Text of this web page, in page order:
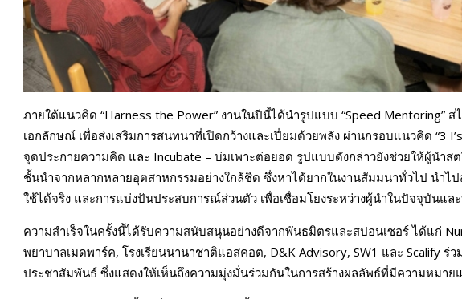
ภายใต้แนวคิด “Harness the Power” งานในปีนี้ได้นำรูปแบบ “Speed Mentoring”
เอกลักษณ์ เพื่อส่งเสริมการสนทนาที่เปิดกว้างและเปี่ยมด้วยพลัง ผ่านกรอบแนวคิด “3
จุดประกายความคิด และ Incubate – บ่มเพาะต่อยอด รูปแบบดังกล่าวยังช่วยให้ผู้นำ
ชั้นนำจากหลากหลายอุตสาหกรรมอย่างใกล้ชิด ซึ่งหาได้ยากในงานสัมมนาทั่วไป นำไ
ใช้ได้จริง และการแบ่งปันประสบการณ์ส่วนตัว เพื่อเชื่อมโยงระหว่างผู้นำในปัจจุบันแล
ความสำเร็จในครั้งนี้ได้รับความสนับสนุนอย่างดีจากพันธมิตรและสปอนเซอร์ ได้แก่
พยาบาลเมดพาร์ค, โรงเรียนนานาชาติแอสคอต, D&K Advisory, SW1 และ Scalify
ประชาสัมพันธ์ ซึ่งแสดงให้เห็นถึงความมุ่งมั่นร่วมกันในการสร้างผลลัพธ์ที่มีความหมาย